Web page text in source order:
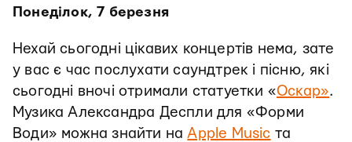
Понеділок, 7 березня
Нехай сьогодні цікавих концертів нема, зате
у вас є час послухати саундтрек і пісню, які
сьогодні вночі отримали статуетки «Оскар».
Музика Александра Деспли для «Форми
Води» можна знайти наApple Music та